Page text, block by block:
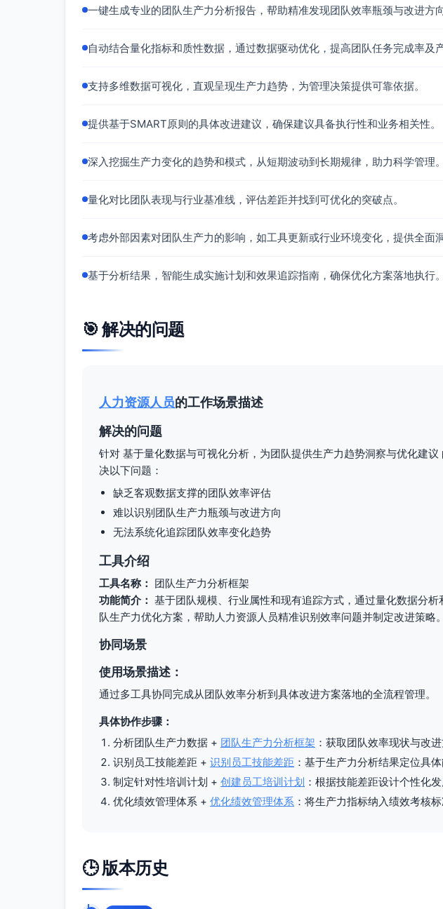
控制图（XMR/散点）与4周移动平均：Lead Time、Cycle Time的
时间序列折线：部署频率、变更失败率、MTTR的周度波动。
热力图与散点：会议时长、专注时间与交付/缺陷的相关性。
RAG（红黄绿）得分卡：每项指标相对目标线的状态。
短期波动：识别周度高/低点及其原因（如集中发布周、节假日、工
变更点：工具/流程更新后的显著变化（部署频率提升、管线失败率
洞察与发现（提炼框架）
工作粒度：PR与故事规模对时长的影响；小批量是否显著缩短Lead Time
外部事件影响：CI升级、分支策略变化、第三方库更新，对部署与缺陷的
评审提效（两周内启动、四周评估）
设置PR首响SLA：工作日4小时内首条评论，负责人：各模块代码所
规模控制：将PR行数控制在≤300行；超过阈值需分拆；度量：大PR
流程与WIP管理（四周内）
阻塞可视化：Jira添加“阻塞原因”字段并开启WIP老化提醒（>48小时
P50≤24h。
CI/CD优化（六周内）
管线加速：启用并行测试与依赖缓存；度量：平均管线时长减少30%
预检门禁：PR合并前运行冒烟+关键模块单测；度量：生产回滚次数/
关键模块覆盖率提升到≥70%：按模块列出缺口，以每周+5%增量推进
度量：覆盖率达标率100%。
Lead Time P50≤3天。
快速通道：小需求/低风险改动走“轻评审、自动化测试”通道；度量：
会议与专注（两周内）
待办治理（四周内）
一键生成专业的团队生产力分析报告，帮助精准发现团队效率瓶颈与改进方向
自动结合量化指标和质性数据，通过数据驱动优化，提高团队任务完成率及产
支持多维数据可视化，直观呈现生产力趋势，为管理决策提供可靠依据。
提供基于SMART原则的具体改进建议，确保建议具备执行性和业务相关性。
深入挖掘生产力变化的趋势和模式，从短期波动到长期规律，助力科学管理。
量化对比团队表现与行业基准线，评估差距并找到可优化的突破点。
考虑外部因素对团队生产力的影响，如工具更新或行业环境变化，提供全面洞
基于分析结果，智能生成实施计划和效果追踪指南，确保优化方案落地执行。
🎯 解决的问题
人力资源人员的工作场景描述
解决的问题
针对 基于量化数据与可视化分析，为团队提供生产力趋势洞察与优化建
决以下问题：
缺乏客观数据支撑的团队效率评估
难以识别团队生产力瓶颈与改进方向
无法系统化追踪团队效率变化趋势
工具介绍
工具名称： 团队生产力分析框架
功能简介： 基于团队规模、行业属性和现有追踪方式，通过量化数据分
队生产力优化方案，帮助人力资源人员精准识别效率问题并制定改进策略。
协同场景
使用场景描述：
通过多工具协同完成从团队效率分析到具体改进方案落地的全流程管理。
具体协作步骤：
分析团队生产力数据 + 团队生产力分析框架 ：获取团队效率现状与改
识别员工技能差距 + 识别员工技能差距 ：基于生产力分析结果定位具
制定针对性培训计划 + 创建员工培训计划 ：根据技能差距设计个性化
优化绩效管理体系 + 优化绩效管理体系 ：将生产力指标纳入绩效考核
🕒 版本历史